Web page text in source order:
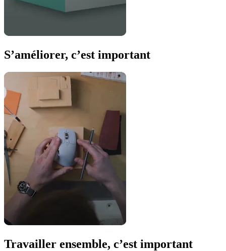
S’améliorer, c’est important
Travailler ensemble, c’est important